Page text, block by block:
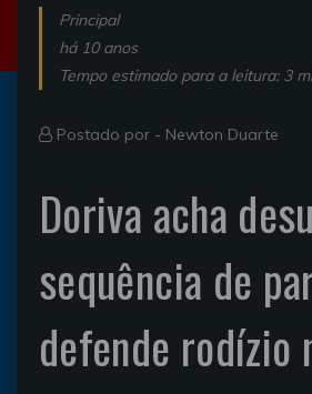
Principal
há 10 anos
Tempo estimado para a leitura: 3
Postado por - Newton Duarte
Doriva acha
sequência de
defende rodízio